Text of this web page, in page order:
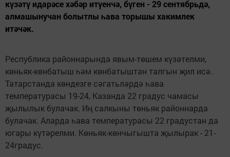
күзәтү идарәсе хәбәр итүенчә, бүген - 29 сентябрьдә,
алмашынучан болытлы һава торышы хакимлек
итәчәк.
Республика районнарында явым-төшем күзәтелми,
көньяк-көнбатыш һәм көнбатыштан талгын җил исә.
Татарстанда көндезге сәгатьләрдә һава
температурасы 19-24, Казанда 22 градус чамасы
җылылык булачак. Иң салкыны төньяк районнарда
булачак. Аларда һава температурасы 22 градустан да
югары күтәрелми. Көньяк-көнчыгышта җылырак - 21-
24градус.